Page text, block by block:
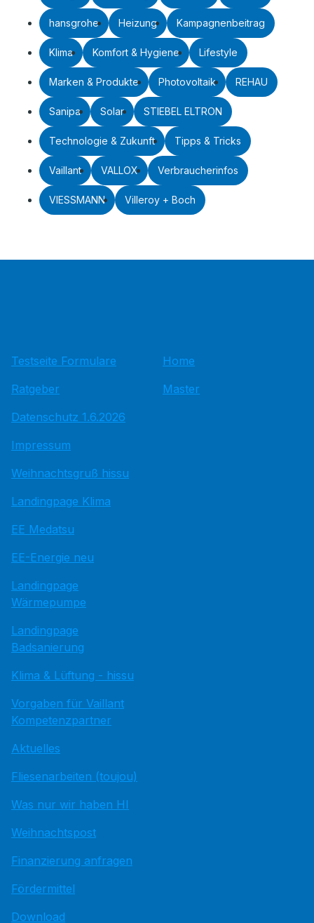
hansgrohe Heizung Kampagnenbeitrag
Klima Komfort & Hygiene Lifestyle
Marken & Produkte Photovoltaik REHAU
Sanipa Solar STIEBEL ELTRON
Technologie & Zukunft Tipps & Tricks
Vaillant VALLOX Verbraucherinfos
VIESSMANN Villeroy + Boch
Testseite Formulare
Ratgeber
Datenschutz 1.6.2026
Impressum
Weihnachtsgruß hissu
Landingpage Klima
EE Medatsu
EE-Energie neu
Landingpage
Wärmepumpe
Landingpage
Badsanierung
Klima & Lüftung - hissu
Vorgaben für Vaillant
Kompetenzpartner
Aktuelles
Fliesenarbeiten (toujou)
Was nur wir haben HI
Weihnachtspost
Finanzierung anfragen
Fördermittel
Download
Home
Master